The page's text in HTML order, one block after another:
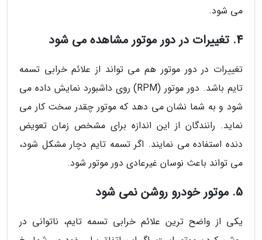
می شود.
4. تغییرات در دور موتور مشاهده می شود
تغییرات در دور موتور هم می تواند از علائم خرابی تسمه
تایم باشد. دور موتور (RPM) روی داشبورد نمایش داده می
شود و به شما نشان می دهد که موتور چقدر سخت کار می
نماید. رانندگان از این اندازه برای مشخص زمان تعویض
دنده استفاده می نمایند. اگر تسمه تایم دچار مشکل شود،
می تواند باعث نوسان غیرعادی دور موتور شود.
5. موتور خودرو روشن نمی شود
یکی از واضح ترین علائم خرابی تسمه تایم، ناتوانی در